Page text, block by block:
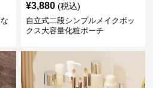
¥3,880 (税込)
自立式二段シンプルメイクボッ
クス大容量化粧ポーチ